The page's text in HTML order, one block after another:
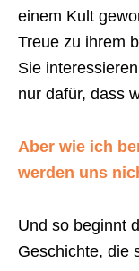
einem Kult
Treue zu ihrem
Sie
nur dafür, dass
Aber wie ich
werden uns
Und so beginnt
Geschichte, die